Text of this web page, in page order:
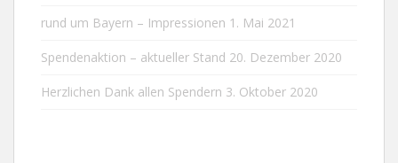
rund um Bayern – Impressionen 1. Mai 2021
Spendenaktion – aktueller Stand 20. Dezember 2020
Herzlichen Dank allen Spendern 3. Oktober 2020